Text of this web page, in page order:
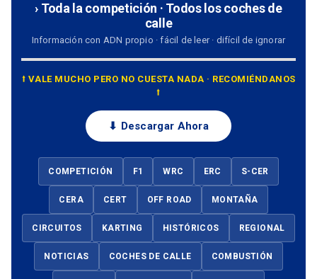
› Toda la competición · Todos los coches de
calle
Información con ADN propio · fácil de leer · difícil de ignorar
⭡ VALE MUCHO PERO NO CUESTA NADA · RECOMIÉNDANOS
⭡
⬇ Descargar Ahora
COMPETICIÓN F1 WRC ERC S-CER
CERA CERT OFF ROAD MONTAÑA
CIRCUITOS KARTING HISTÓRICOS REGIONAL
NOTICIAS COCHES DE CALLE COMBUSTIÓN